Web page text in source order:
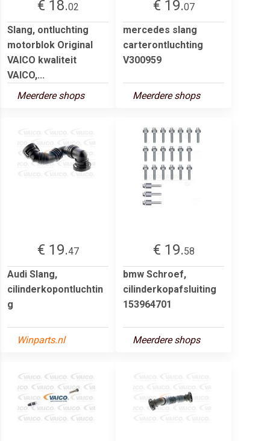
€ 18.02
Slang, ontluchting
motorblok Original
VAICO kwaliteit
VAICO,...
Meerdere shops
€ 19.07
mercedes slang
carterontluchting
V300959
Meerdere shops
€ 19.47
Audi Slang,
cilinderkopontluchtin
g
Winparts.nl
€ 19.58
bmw Schroef,
cilinderkopafsluiting
153964701
Meerdere shops